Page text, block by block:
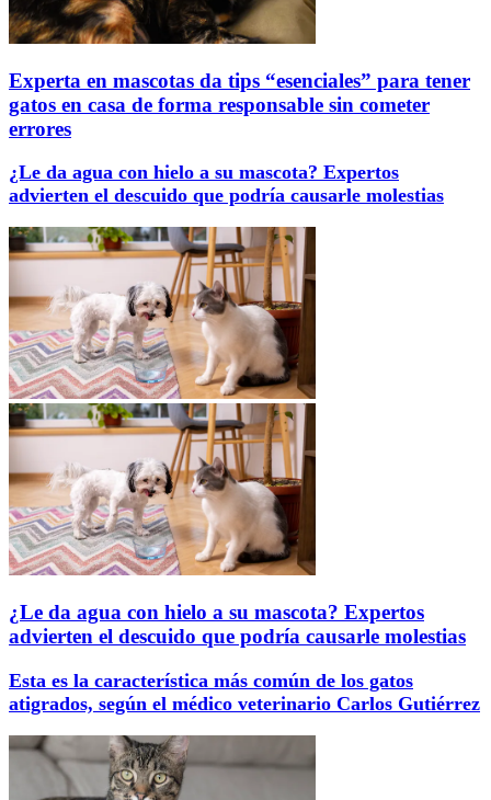
Experta en mascotas da tips “esenciales” para tener
gatos en casa de forma responsable sin cometer
errores
¿Le da agua con hielo a su mascota? Expertos
advierten el descuido que podría causarle molestias
¿Le da agua con hielo a su mascota? Expertos
advierten el descuido que podría causarle molestias
Esta es la característica más común de los gatos
atigrados, según el médico veterinario Carlos Gutiérrez